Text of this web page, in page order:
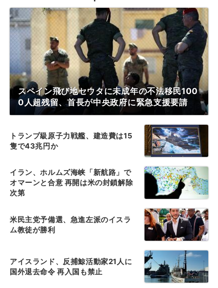
スペイン飛び地セウタに未成年の不法移民100
0人超残留、首長が中央政府に緊急支援要請
トランプ級原子力戦艦、建造費は15
隻で43兆円か
イラン、ホルムズ海峡「新航路」で
オマーンと合意 再開は米の封鎖解除
次第
米民主党予備選、急進左派のイスラ
ム教徒が勝利
アイスランド、反捕鯨活動家21人に
国外退去命令 再入国も禁止